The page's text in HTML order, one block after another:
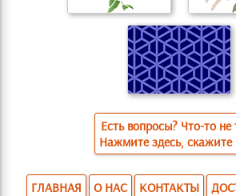
Есть вопросы? Что-то не
Нажмите здесь,
ГЛАВНАЯ О НАС КОНТАКТЫ